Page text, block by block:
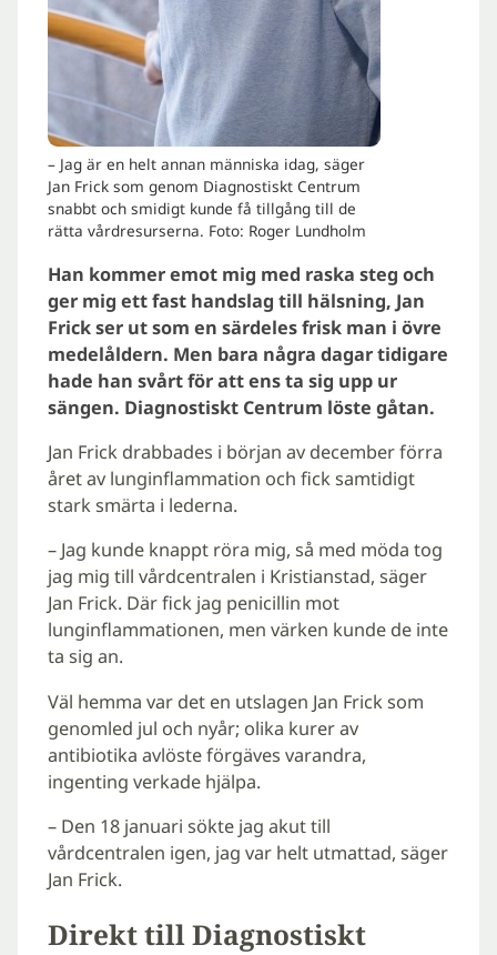
– Jag är en helt annan människa idag, säger
Jan Frick som genom Diagnostiskt Centrum
snabbt och smidigt kunde få tillgång till de
rätta vårdresurserna. Foto: Roger Lundholm
Han kommer emot mig med raska steg och
ger mig ett fast handslag till hälsning, Jan
Frick ser ut som en särdeles frisk man i övre
medelåldern. Men bara några dagar tidigare
hade han svårt för att ens ta sig upp ur
sängen. Diagnostiskt Centrum löste gåtan.
Jan Frick drabbades i början av december förra
året av lunginflammation och fick samtidigt
stark smärta i lederna.
– Jag kunde knappt röra mig, så med möda tog
jag mig till vårdcentralen i Kristianstad, säger
Jan Frick. Där fick jag penicillin mot
lunginflammationen, men värken kunde de inte
ta sig an.
Väl hemma var det en utslagen Jan Frick som
genomled jul och nyår; olika kurer av
antibiotika avlöste förgäves varandra,
ingenting verkade hjälpa.
– Den 18 januari sökte jag akut till
vårdcentralen igen, jag var helt utmattad, säger
Jan Frick.
Direkt till Diagnostiskt